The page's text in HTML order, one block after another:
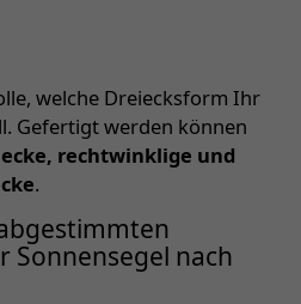
welche Dreiecksform Ihr
Gefertigt werden können
rechtwinklige und
.
Sonnensegel nach